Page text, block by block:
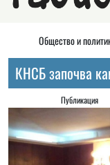
Общество и
КНСБ започва
Публикация